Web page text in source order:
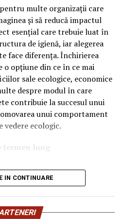
o gamă de uleiuri dezvoltate
care necesită performanțe
numeroase specificații ale
în special motoarelor
inclusiv celor echipate cu:
multe organizații care
și să reducă impactul
esențial care trebuie luat în
de igienă, iar alegerea
face diferența. Închirierea
opțiune din ce în ce mai
sale ecologice, economice
despre modul în care
contribuie la succesul unui
unui comportament
vedere ecologic.
lung
avantaje ale activității
este economia de costuri.
o opțiune mai rentabilă decât
permanente de toalete.
IN CONTINUARE